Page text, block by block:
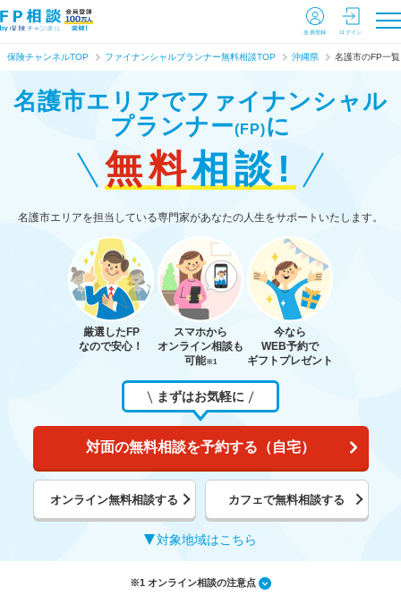
会員登録 ログイン
保険チャンネルTOP ファイナンシャルプランナー無料相談TOP 沖縄県 名護市のFP一覧
名護市エリアでファイナンシャル
プランナー(FP)に
無料相談!
名護市エリアを担当している専門家があなたの人生をサポートいたします。
厳選したFP
なので安心！
スマホから
オンライン相談も
可能※1
今なら
WEB予約で
ギフトプレゼント
まずはお気軽に
対面の無料相談を予約する（自宅）
オンライン無料相談する カフェで無料相談する
対象地域はこちら
※1 オンライン相談の注意点